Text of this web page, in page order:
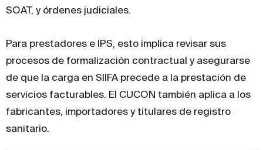
SOAT, y órdenes judiciales.
Para prestadores e IPS, esto implica revisar sus
procesos de formalización contractual y asegurarse
de que la carga en SIIFA precede a la prestación de
servicios facturables. El CUCON también aplica a los
fabricantes, importadores y titulares de registro
sanitario.